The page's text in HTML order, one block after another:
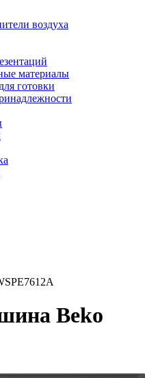
воздуха
материалы
готовки
Beko